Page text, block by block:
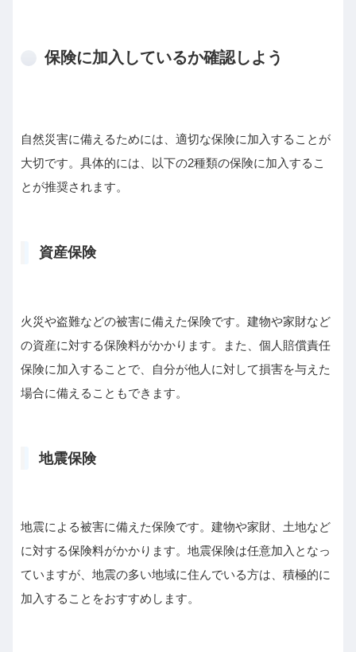
保険に加入しているか確認しよう
自然災害に備えるためには、適切な保険に加入することが
大切です。具体的には、以下の2種類の保険に加入するこ
とが推奨されます。
資産保険
火災や盗難などの被害に備えた保険です。建物や家財など
の資産に対する保険料がかかります。また、個人賠償責任
保険に加入することで、自分が他人に対して損害を与えた
場合に備えることもできます。
地震保険
地震による被害に備えた保険です。建物や家財、土地など
に対する保険料がかかります。地震保険は任意加入となっ
ていますが、地震の多い地域に住んでいる方は、積極的に
加入することをおすすめします。